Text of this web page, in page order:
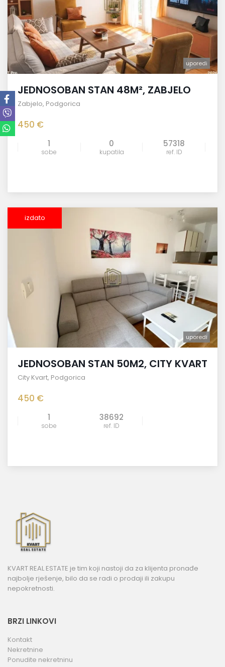
uporedi
JEDNOSOBAN STAN 48M², ZABJELO
Zabjelo, Podgorica
450 €
1
sobe
0
kupatila
57318
ref. ID
izdato
uporedi
JEDNOSOBAN STAN 50M2, CITY KVART
City Kvart, Podgorica
450 €
1
sobe
38692
ref. ID
KVART REAL ESTATE je tim koji nastoji da za klijenta pronađe
najbolje rješenje, bilo da se radi o prodaji ili zakupu
nepokretnosti.
BRZI LINKOVI
Kontakt
Nekretnine
Ponudite nekretninu